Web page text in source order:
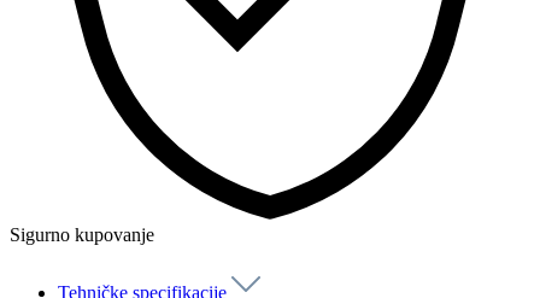
Sigurno kupovanje
Tehničke specifikacije